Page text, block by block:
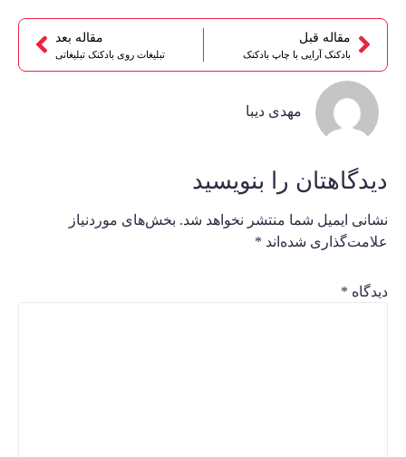
مقاله قبل
بادکنک آرایی با چاپ بادکنک
مقاله بعد
تبلیغات روی بادکنک تبلیغاتی
مهدی دیبا
دیدگاهتان را بنویسید
نشانی ایمیل شما منتشر نخواهد شد. بخش‌های موردنیاز
علامت‌گذاری شده‌اند *
دیدگاه *